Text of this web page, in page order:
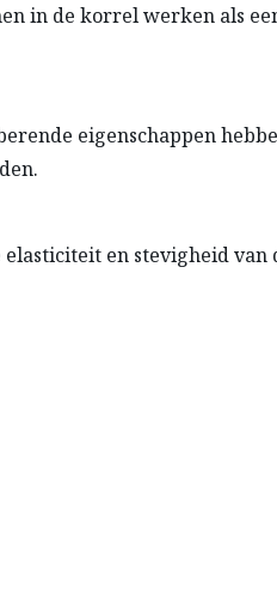
in de korrel werken als
eigenschappen
en stevigheid van